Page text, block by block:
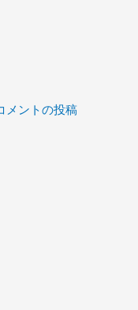
メントの投稿